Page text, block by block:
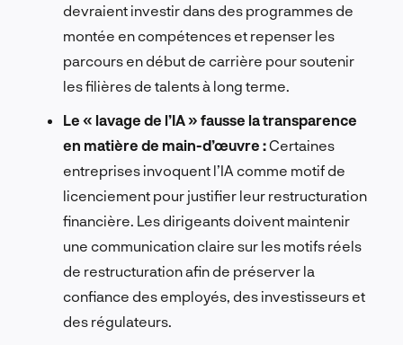
devraient investir dans des programmes de
montée en compétences et repenser les
parcours en début de carrière pour soutenir
les filières de talents à long terme.
Le « lavage de l’IA » fausse la transparence
en matière de main-d’œuvre :Certaines
entreprises invoquent l’IA comme motif de
licenciement pour justifier leur restructuration
financière. Les dirigeants doivent maintenir
une communication claire sur les motifs réels
de restructuration afin de préserver la
confiance des employés, des investisseurs et
des régulateurs.